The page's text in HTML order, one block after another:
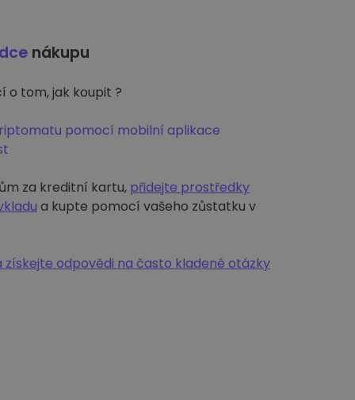
nákupu
o tom, jak koupit ?
pomocí mobilní aplikace
za kreditní kartu, přidejte prostředky
a kupte pomocí vašeho zůstatku v
získejte odpovědi na často kladené otázky